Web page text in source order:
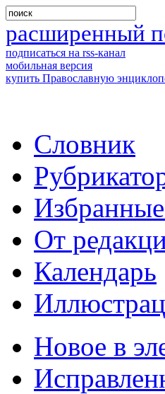
расширенный
подписаться на rss-канал
мобильная версия
купить Православную
Словник
Избранные
От
Календарь
Новое в